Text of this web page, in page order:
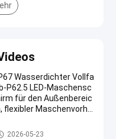
Wasserdichter Vollfa
P62.5 LED-Maschensc
für den Außenbereic
flexibler Maschenvorha
-Netzbildschirm
2026-05-23